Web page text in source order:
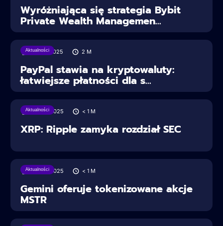
Wyróżniająca się strategia Bybit
Private Wealth Managemen...
Aktualności
30/07/2025 2 M
PayPal stawia na kryptowaluty:
łatwiejsze płatności dla s...
Aktualności
28/06/2025 < 1 M
XRP: Ripple zamyka rozdział SEC
Aktualności
28/06/2025 < 1 M
Gemini oferuje tokenizowane akcje
MSTR